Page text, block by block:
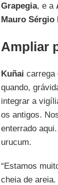
Grapegia, e a
Mauro Sérgio
Ampliar
Kuñai carrega
quando,
integrar a
os antigos.
enterrado
urucum.
“Estamos
cheia de